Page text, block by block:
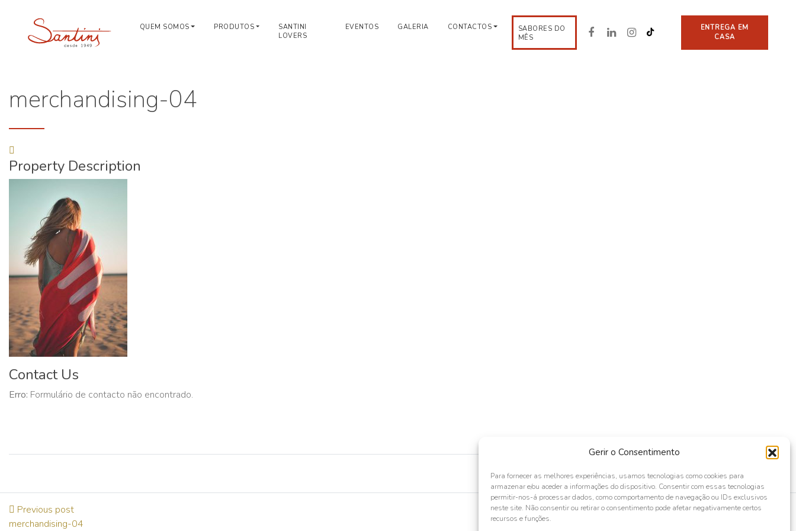
Gerir o Consentimento
Para fornecer as melhores experiências, usamos tecnologias como cookies para
armazenar e/ou aceder a informações do dispositivo. Consentir com essas tecnologias
permitir-nos-á processar dados, como comportamento de navegação ou IDs exclusivos
neste site. Não consentir ou retirar o consentimento pode afetar negativamente certos
recursos e funções.
QUEM SOMOS PRODUTOS
SANTINI
LOVERS
EVENTOS GALERIA CONTACTOS
SABORES DO
MÊS
ENTREGA EM
CASA
merchandising-04
Property Description
Contact Us
Erro: Formulário de contacto não encontrado.
Previous post
merchandising-04